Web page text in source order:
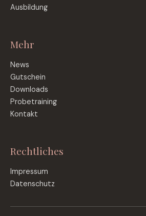
Ausbildung
Mehr
News
Gutschein
Downloads
Probetraining
Kontakt
Rechtliches
Impressum
Datenschutz